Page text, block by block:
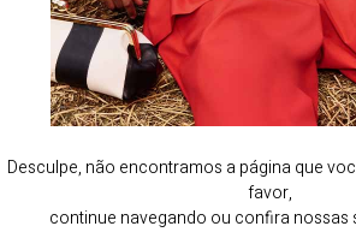
Desculpe, não encontramos a página que
favor,
continue navegando ou confira nossas